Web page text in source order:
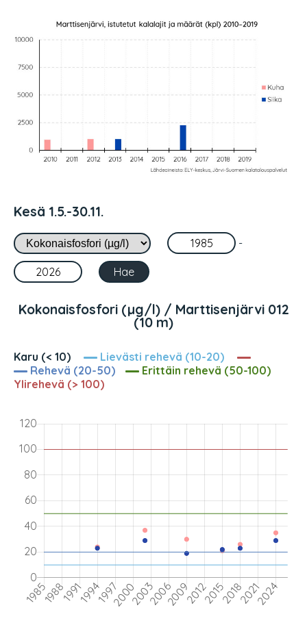
Kesä 1.5.-30.11.
-
Kokonaisfosfori (µg/l) / Marttisenjärvi 012
(10 m)
Karu (< 10)
Lievästi rehevä (10-20)
Rehevä (20-50)
Erittäin rehevä (50-100)
Ylirehevä (> 100)